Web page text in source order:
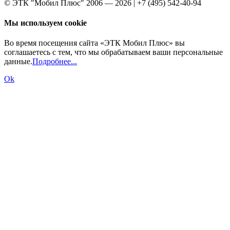
© ЭТК "Мобил Плюс" 2006 — 2026 | +7 (495) 542-40-94
Мы используем cookie
Во время посещения сайта «ЭТК Мобил Плюс» вы
соглашаетесь с тем, что мы обрабатываем ваши персональные
данные.Подробнее...
Ok